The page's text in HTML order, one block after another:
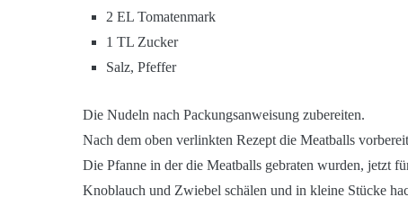
2 EL Tomatenmark
1 TL Zucker
Salz, Pfeffer
Die Nudeln nach Packungsanweisung zubereiten.
Nach dem oben verlinkten Rezept die Meatballs
Die Pfanne in der die Meatballs gebraten wurden, jetzt
Knoblauch und Zwiebel schälen und in kleine Stücke